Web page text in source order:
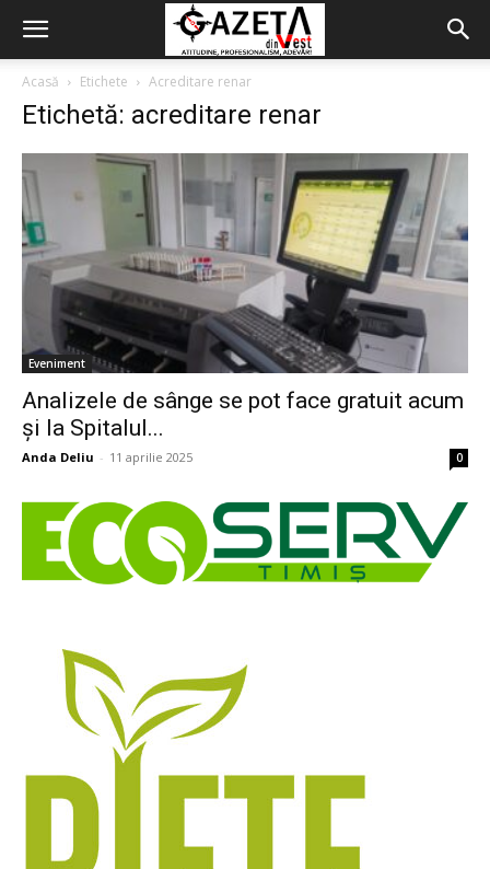
Acasă Etichete Acreditare renar
Etichetă: acreditare renar
Eveniment
Analizele de sânge se pot face gratuit acum
și la Spitalul...
Anda Deliu - 11 aprilie 2025 0